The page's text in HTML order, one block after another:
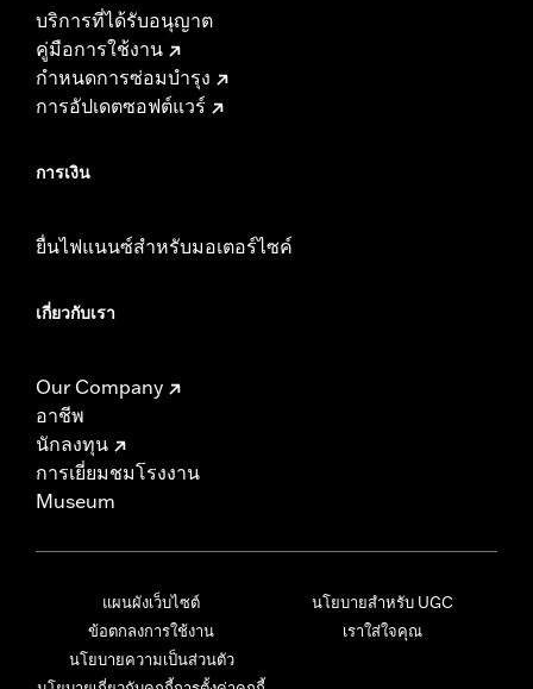
บริการที่ได้รับอนุญาต
คู่มือการใช้งาน
กำหนดการซ่อมบำรุง
การอัปเดตซอฟต์แวร์
การเงิน
ยื่นไฟแนนซ์สำหรับมอเตอร์ไซค์
เกี่ยวกับเรา
Our Company
อาชีพ
นักลงทุน
การเยี่ยมชมโรงงาน
Museum
แผนผังเว็บไซต์
ข้อตกลงการใช้งาน
นโยบายความเป็นส่วนตัว
นโยบายสำหรับ UGC
เราใส่ใจคุณ